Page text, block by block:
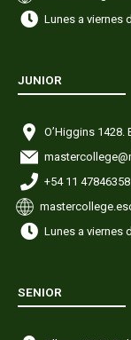
Lunes a viernes
JUNIOR
O’Higgins 1428.
+54 11
Lunes a viernes
SENIOR